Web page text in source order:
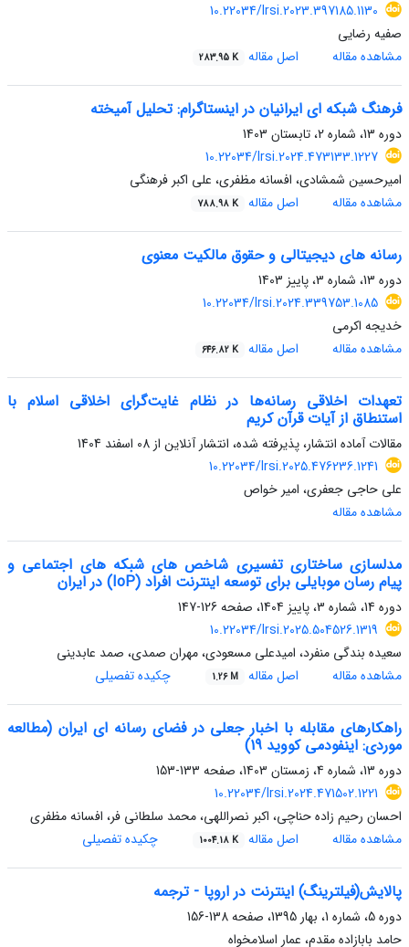
10.22034/lrsi.2023.397185.1130
صفیه رضایی
مشاهده مقاله
اصل مقاله 283.95 K
فرهنگ شبکه ای ایرانیان در اینستاگرام: تحلیل آمیخته
دوره 13، شماره 2، تابستان 1403
10.22034/lrsi.2024.473133.1227
امیرحسین شمشادی، افسانه مظفری، علی اکبر فرهنگی
مشاهده مقاله
اصل مقاله 788.98 K
رسانه های دیجیتالی و حقوق مالکیت معنوی
دوره 13، شماره 3، پاییز 1403
10.22034/lrsi.2024.339753.1085
خدیجه اکرمی
مشاهده مقاله
اصل مقاله 646.82 K
تعهدات اخلاقی رسانه‌ها در نظام غایت‌گرای اخلاقی اسلام با
استنطاق از آیات قرآن کریم
مقالات آماده انتشار، پذیرفته شده، انتشار آنلاین از 08 اسفند 1404
10.22034/lrsi.2025.476236.1241
علی حاجی جعفری، امیر خواص
مشاهده مقاله
مدلسازی ساختاری تفسیری شاخص های شبکه های اجتماعی و
پیام رسان موبایلی برای توسعه اینترنت افراد (IoP) در ایران
دوره 14، شماره 3، پاییز 1404، صفحه
126-147
10.22034/lrsi.2025.504526.1319
سعیده بندگی منفرد، امیدعلی مسعودی، مهران صمدی، صمد عابدینی
مشاهده مقاله
اصل مقاله 1.26 M چکیده تفصیلی
راهکارهای مقابله با اخبار جعلی در فضای رسانه ای ایران (مطالعه
موردی: اینفودمی کووید 19)
دوره 13، شماره 4، زمستان 1403، صفحه
133-153
10.22034/lrsi.2024.471502.1221
احسان رحیم زاده حناچی، اکبر نصراللهی، محمد سلطانی فر، افسانه مظفری
مشاهده مقاله
اصل مقاله 1004.18 K چکیده تفصیلی
پالایش(فیلترینگ) اینترنت در اروپا - ترجمه
دوره 5، شماره 1، بهار 1395، صفحه
138-156
حامد بابازاده مقدم، عمار اسلامخواه